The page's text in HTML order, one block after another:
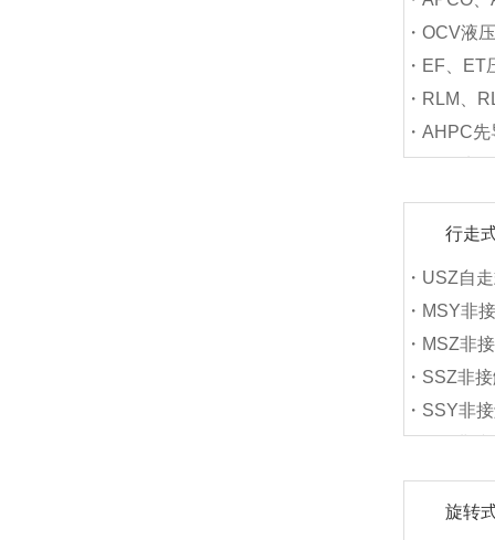
・OCV液
・EF、ET
・RLM、
・AHPC
行走
・USZ自
・MSY非
・MSZ非
・SSZ非
・SSY非
・LYS非接
旋转